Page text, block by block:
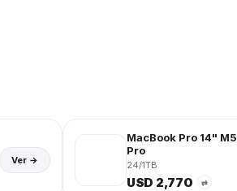
Ver →
MacBook Pro 14" M5
Pro
24/1TB
USD 2,770 ⇄